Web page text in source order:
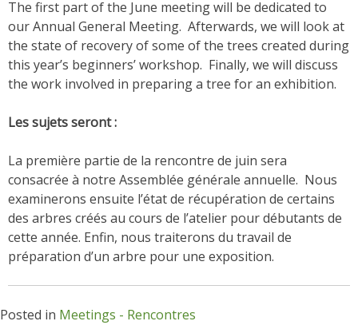
The first part of the June meeting will be dedicated to
our Annual General Meeting. Afterwards, we will look at
the state of recovery of some of the trees created during
this year’s beginners’ workshop. Finally, we will discuss
the work involved in preparing a tree for an exhibition.
Les sujets seront :
La première partie de la rencontre de juin sera
consacrée à notre Assemblée générale annuelle. Nous
examinerons ensuite l’état de récupération de certains
des arbres créés au cours de l’atelier pour débutants de
cette année. Enfin, nous traiterons du travail de
préparation d’un arbre pour une exposition.
Posted in Meetings - Rencontres